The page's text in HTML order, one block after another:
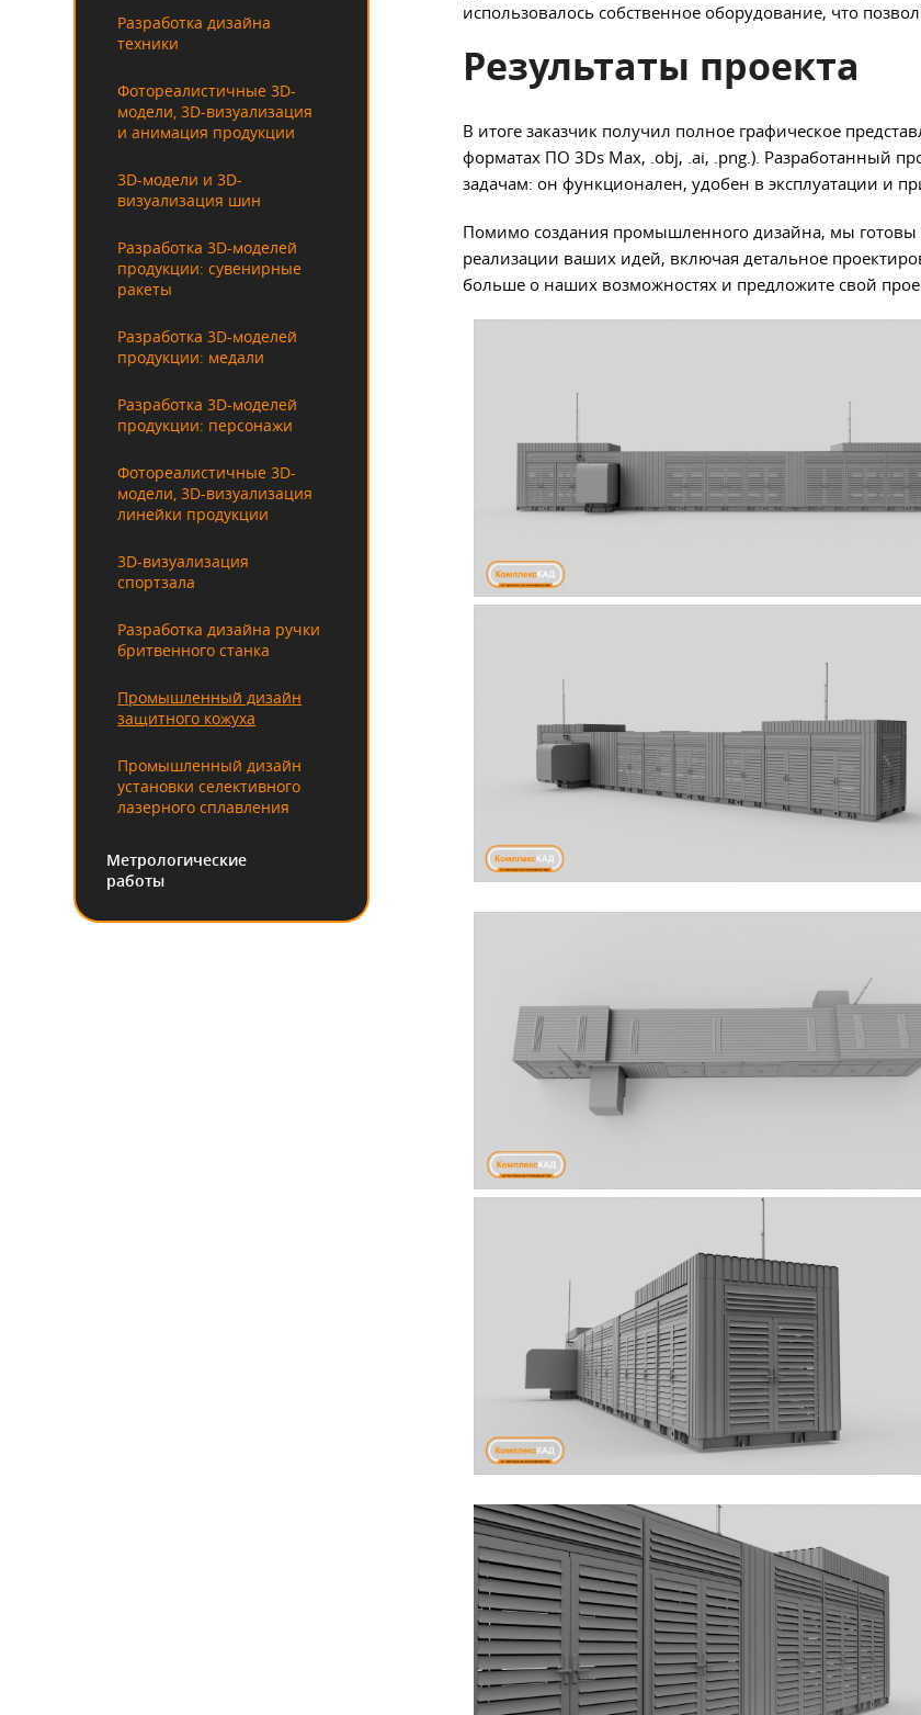
Разработка дизайна
техники
Фотореалистичные 3D-
модели, 3D-визуализация
и анимация продукции
3D-модели и 3D-
визуализация шин
Разработка 3D-моделей
продукции: сувенирные
ракеты
Разработка 3D-моделей
продукции: медали
Разработка 3D-моделей
продукции: персонажи
Фотореалистичные 3D-
модели, 3D-визуализация
линейки продукции
3D-визуализация
спортзала
Разработка дизайна ручки
бритвенного станка
Промышленный дизайн
защитного кожуха
Промышленный дизайн
установки селективного
лазерного сплавления
Метрологические
работы
использовалось собственное оборудование, что
Результаты проекта
В итоге заказчик получил полное графическое
форматах ПО 3Ds Max, .obj, .ai, .png.). Разработанный
задачам: он функционален, удобен в эксплуатации и
Помимо создания промышленного дизайна, мы
реализации ваших идей, включая детальное
больше о наших возможностях и предложите свой